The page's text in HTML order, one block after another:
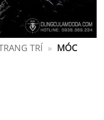
TRÍ » MÓC